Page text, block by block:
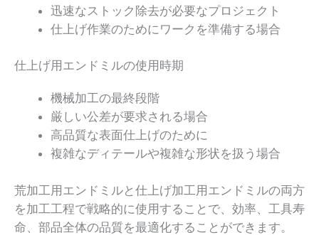
迅速なストック除去が必要なプロジェクト
仕上げ作業のためにワークを準備する場合
仕上げ用エンドミルの使用時期
機械加工の最終段階
厳しい公差が要求される場合
高品質な表面仕上げのために
複雑なディテールや複雑な形状を扱う場合
荒加工用エンドミルと仕上げ加工用エンドミルの両方
を加工工程で戦略的に使用することで、効率、工具寿
命、部品全体の品質を最適化することができます。